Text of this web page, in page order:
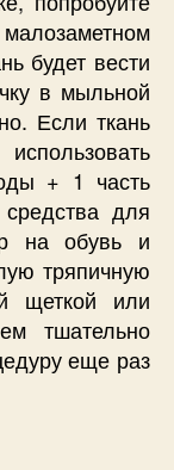
будет вести
в мыльной
Если ткань
+ 1 часть
для
на обувь и
тряпичную
щеткой или
тшательно
еще раз